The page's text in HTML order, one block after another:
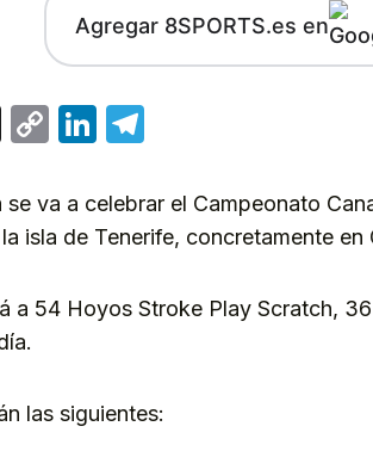
Agregar 8SPORTS.es en
X
CopyLinkedIn
se va a celebrar el Campeonato
isla de Tenerife, concretamente en
a 54 Hoyos Stroke Play Scratch,
las siguientes: